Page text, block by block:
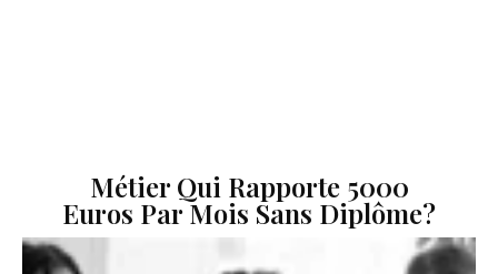
Métier Qui Rapporte 5000
Euros Par Mois Sans Diplôme?